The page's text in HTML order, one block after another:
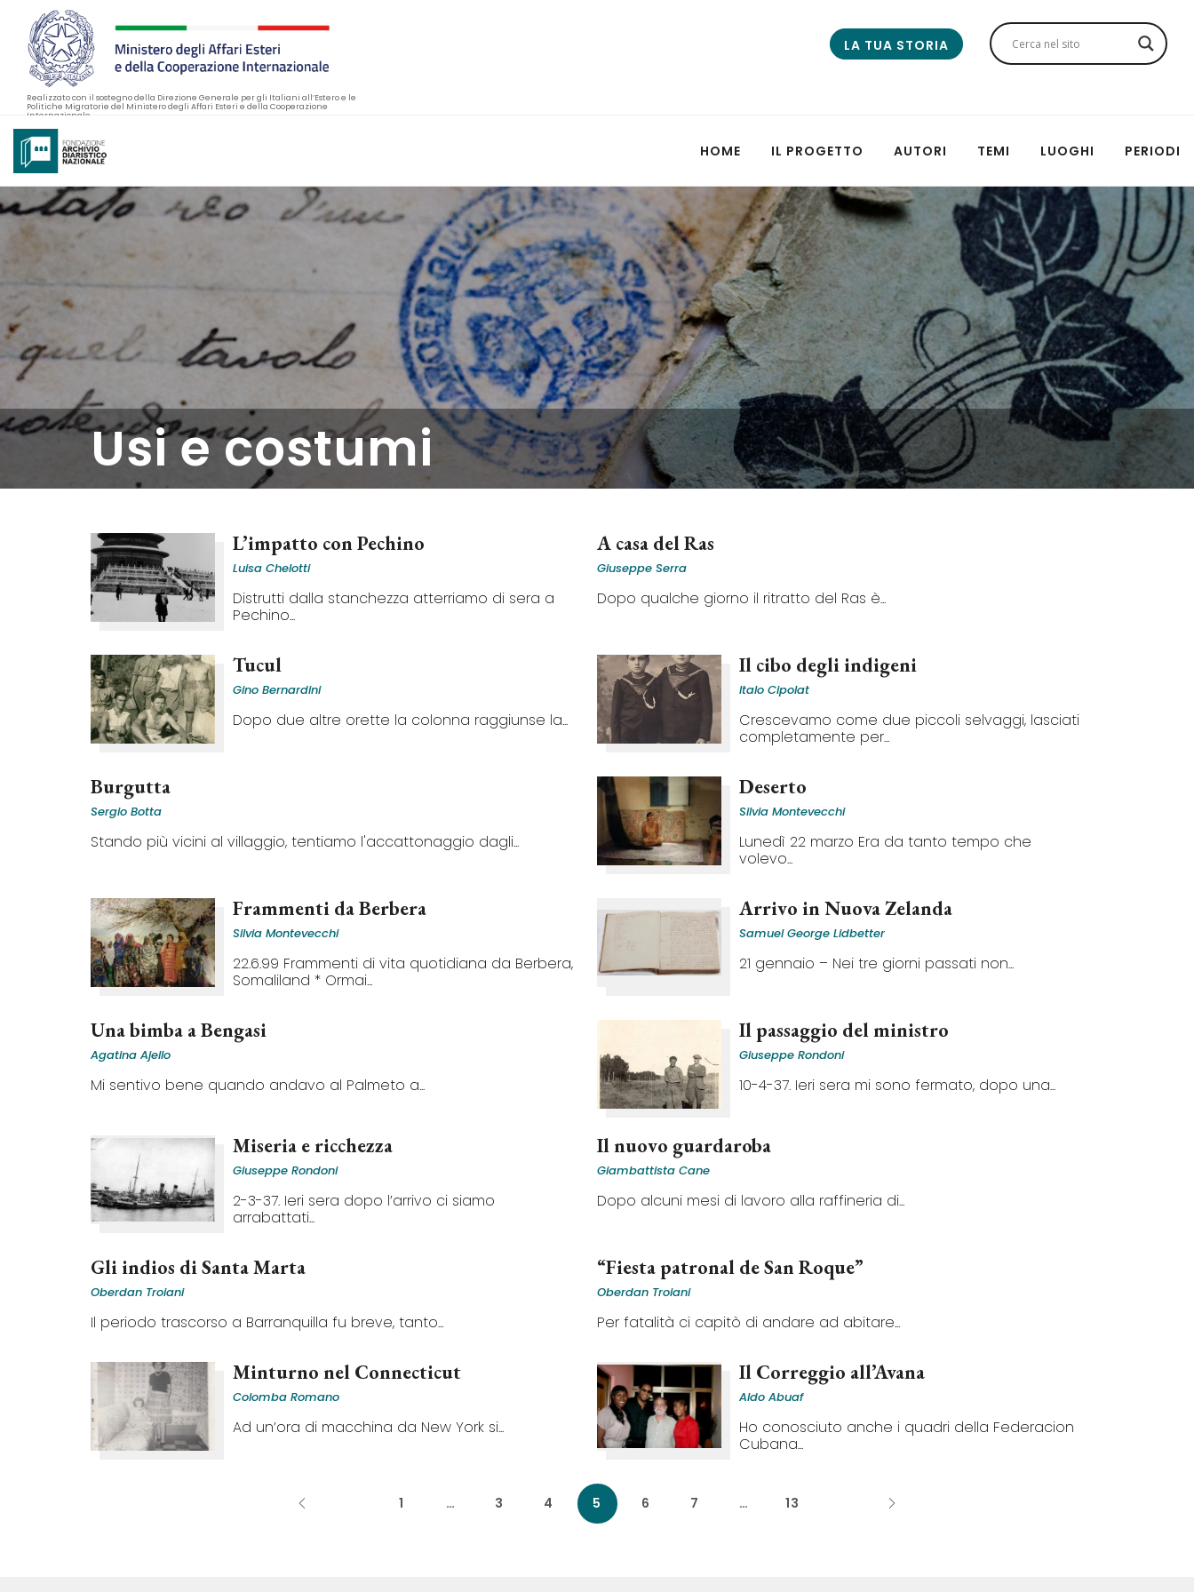
Realizzato con il sostegno della Direzione Generale per gli Italiani all’Estero e le
Politiche Migratorie del Ministero degli Affari Esteri e della Cooperazione
Internazionale
LA TUA STORIA
HOME IL PROGETTO AUTORI TEMI LUOGHI PERIODI
usi e costumi
L’impatto con Pechino
Luisa Chelotti
Distrutti dalla stanchezza atterriamo di sera a
Pechino...
A casa del Ras
Giuseppe Serra
Dopo qualche giorno il ritratto del Ras è...
Tucul
Gino Bernardini
Dopo due altre orette la colonna raggiunse la...
Il cibo degli indigeni
Italo Cipolat
Crescevamo come due piccoli selvaggi, lasciati
completamente per...
Burgutta
Sergio Botta
Stando più vicini al villaggio, tentiamo l'accattonaggio dagli...
Deserto
Silvia Montevecchi
Lunedì 22 marzo Era da tanto tempo che
volevo...
Frammenti da Berbera
Silvia Montevecchi
22.6.99 Frammenti di vita quotidiana da Berbera,
Somaliland * Ormai...
Arrivo in Nuova Zelanda
Samuel George Lidbetter
21 gennaio – Nei tre giorni passati non...
Una bimba a Bengasi
Agatina Ajello
Mi sentivo bene quando andavo al Palmeto a...
Il passaggio del ministro
Giuseppe Rondoni
10-4-37. Ieri sera mi sono fermato, dopo una...
Miseria e ricchezza
Giuseppe Rondoni
2-3-37. Ieri sera dopo l’arrivo ci siamo
arrabattati...
Il nuovo guardaroba
Giambattista Cane
Dopo alcuni mesi di lavoro alla raffineria di...
Gli indios di Santa Marta
Oberdan Troiani
Il periodo trascorso a Barranquilla fu breve, tanto...
“Fiesta patronal de San Roque”
Oberdan Troiani
Per fatalità ci capitò di andare ad abitare...
Minturno nel Connecticut
Colomba Romano
Ad un’ora di macchina da New York si...
Il Correggio all’Avana
Aldo Abuaf
Ho conosciuto anche i quadri della Federacion
Cubana...
1 … 3 4 5 6 7 … 13